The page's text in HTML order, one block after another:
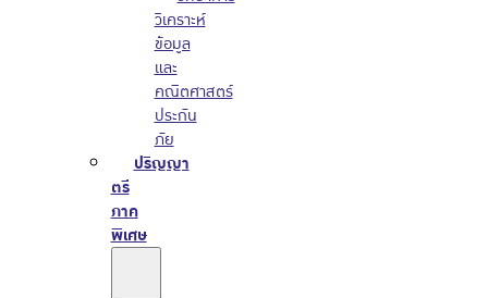
วิเคราะห์
ข้อมูล
และ
คณิตศาสตร์
ประกัน
ภัย
ปริญญา
ตรี
ภาค
พิเศษ